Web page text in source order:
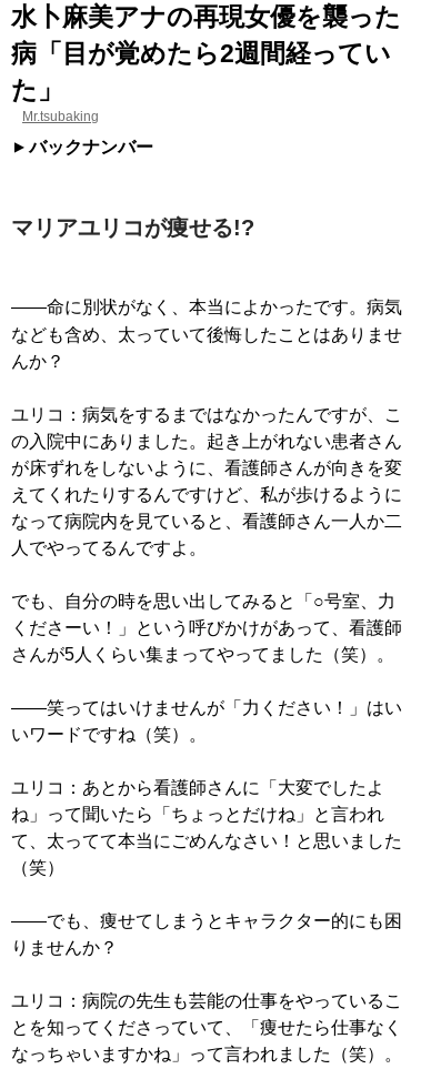
水卜麻美アナの再現女優を襲った
病「目が覚めたら2週間経ってい
た」
Mr.tsubaking
バックナンバー
マリアユリコが痩せる!?
――命に別状がなく、本当によかったです。病気
なども含め、太っていて後悔したことはありませ
んか？
ユリコ：病気をするまではなかったんですが、こ
の入院中にありました。起き上がれない患者さん
が床ずれをしないように、看護師さんが向きを変
えてくれたりするんですけど、私が歩けるように
なって病院内を見ていると、看護師さん一人か二
人でやってるんですよ。
でも、自分の時を思い出してみると「○号室、力
くださーい！」という呼びかけがあって、看護師
さんが5人くらい集まってやってました（笑）。
――笑ってはいけませんが「力ください！」はい
いワードですね（笑）。
ユリコ：あとから看護師さんに「大変でしたよ
ね」って聞いたら「ちょっとだけね」と言われ
て、太ってて本当にごめんなさい！と思いました
（笑）
――でも、痩せてしまうとキャラクター的にも困
りませんか？
ユリコ：病院の先生も芸能の仕事をやっているこ
とを知ってくださっていて、「痩せたら仕事なく
なっちゃいますかね」って言われました（笑）。